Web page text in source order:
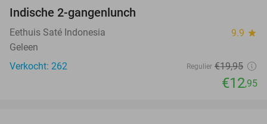
Indische 2-gangenlunch
Eethuis Saté Indonesia 9.9 star
Geleen
Verkocht: 262
Regulier €19,95
€12,95